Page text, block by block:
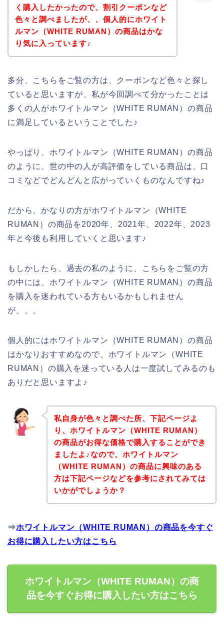
く購入したかったので、割引クーポンなど
色々と調べましたが、、個人的にホワイト
ルマン（WHITE RUMAN）の商品はかな
り気に入っています♪
多分、こちらをご覧の方は、クーポンなど色々と探し
ていると思いますが、私が今回調べて分かったことは
多くの人がホワイトルマン（WHITE RUMAN）の商品
に満足しているということでした♪
やっぱり、ホワイトルマン（WHITE RUMAN）の商品
のように、世の中の人が高評価をしている商品は、口
コミなどでどんどんと広がっていくものなんですね♪
だから、かなりの方がホワイトルマン（WHITE
RUMAN）の商品を2020年、2021年、2022年、2023
年と今後も利用していくと思います♪
もしかしたら、過去の私のように、こちらをご覧の方
の中には、ホワイトルマン（WHITE RUMAN）の商品
を購入を迷われている方もいるかもしれません
が、、、
個人的にはホワイトルマン（WHITE RUMAN）の商品
はかなりおすすめなので、ホワイトルマン（WHITE
RUMAN）の購入を迷っている人は一度試してみるのも
ありだと思いますよ♪
私自身が色々と調べた所、下記ページよ
り、ホワイトルマン（WHITE RUMAN）
の商品がお得な価格で購入することができ
ましたよ♪なので、ホワイトルマン
（WHITE RUMAN）の商品に興味のある
方は下記ページなどを参考にされてみては
いかがでしょうか？
⇒ホワイトルマン（WHITE RUMAN）の商品を今すぐ
お得に購入したい方はこちら
ホワイトルマン（WHITE RUMAN）の商
品を今すぐお得に購入したい方はこちら